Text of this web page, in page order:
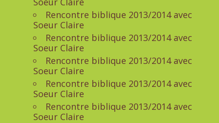
Rencontre biblique 2013/2014 avec
Soeur Claire
Rencontre biblique 2013/2014 avec
Soeur Claire
Rencontre biblique 2013/2014 avec
Soeur Claire
Rencontre biblique 2013/2014 avec
Soeur Claire
Rencontre biblique 2013/2014 avec
Soeur Claire